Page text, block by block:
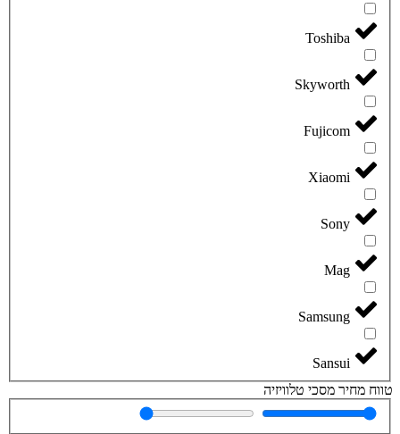
Toshiba
Skyworth
Fujicom
Xiaomi
Sony
Mag
Samsung
Sansui
טווח מחיר מסכי טלוויזיה